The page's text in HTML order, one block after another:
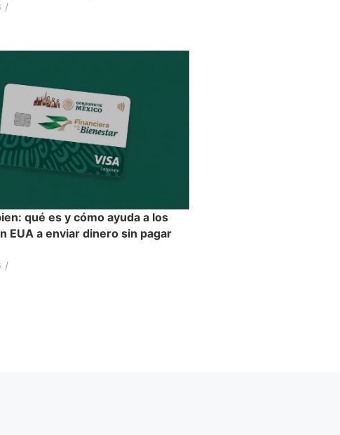
/
qué es y cómo ayuda a los
EUA a enviar dinero sin pagar
/